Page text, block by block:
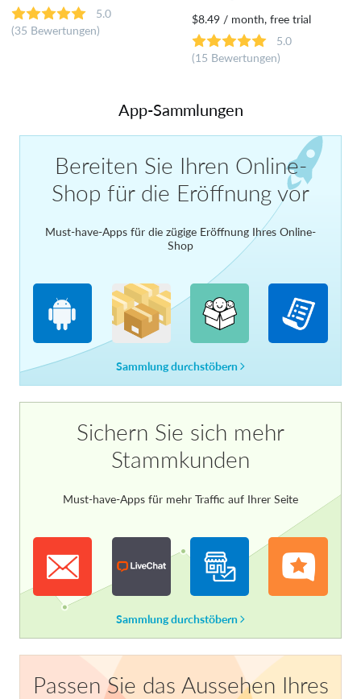
5.0
(35 Bewertungen)
$8.49 / month, free trial
5.0
(15 Bewertungen)
App-Sammlungen
Bereiten Sie Ihren Online-
Shop für die Eröffnung vor
Must-have-Apps für die zügige Eröffnung Ihres Online-
Shop
Sammlung durchstöbern
Sichern Sie sich mehr
Stammkunden
Must-have-Apps für mehr Traffic auf Ihrer Seite
Sammlung durchstöbern
Passen Sie das Aussehen Ihres